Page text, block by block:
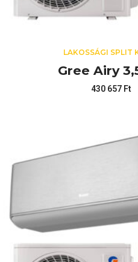
LAKOSSÁGI SPLIT
Gree Airy
430 657 Ft